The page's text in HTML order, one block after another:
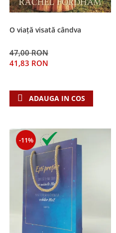
O viață visată cândva
47,00 RON
41,83 RON
ADAUGA IN COS
-11%